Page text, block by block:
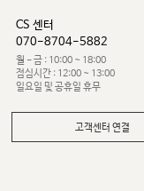
CS 센터
070-8704-5882
월 - 금 : 10:00 ~ 18:00
점심시간 : 12:00 ~ 13:00
일요일 및 공휴일 휴무
고객센터 연결